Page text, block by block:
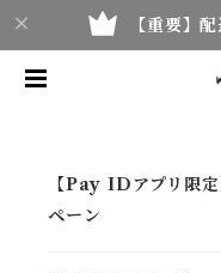
【重要】
【Pay IDアプリ限
ペーン